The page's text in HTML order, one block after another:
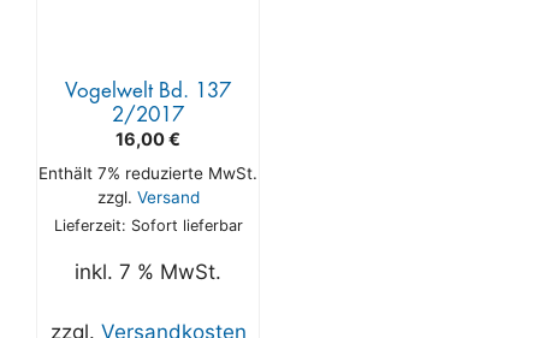
Vogelwelt Bd. 137
2/2017
16,00€
Enthält 7% reduzierte MwSt.
zzgl. Versand
Lieferzeit: Sofort lieferbar
inkl. 7 % MwSt.
zzgl. Versandkosten